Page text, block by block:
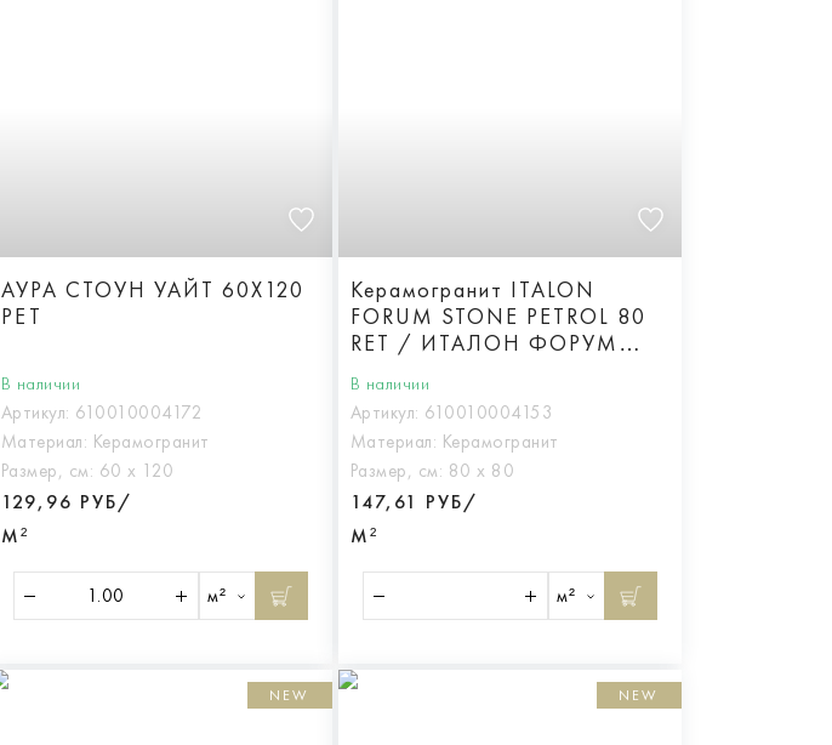
АУРА СТОУН УАЙТ 60X120
РЕТ
В наличии
Артикул: 610010004172
Материал: Керамогранит
Размер, см: 60 х 120
129,96 РУБ/
М²
м²
Керамогранит ITALON
FORUM STONE PETROL 80
RET / ИТАЛОН ФОРУМ
СТОУН ПЕТРОЛ 80 РЕТ,
арт.610010004153
В наличии
Артикул: 610010004153
Материал: Керамогранит
Размер, см: 80 х 80
147,61 РУБ/
М²
м²
NEW NEW